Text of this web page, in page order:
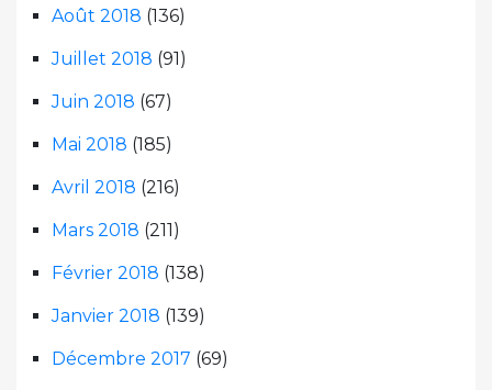
Août 2018 (136)
Juillet 2018 (91)
Juin 2018 (67)
Mai 2018 (185)
Avril 2018 (216)
Mars 2018 (211)
Février 2018 (138)
Janvier 2018 (139)
Décembre 2017 (69)